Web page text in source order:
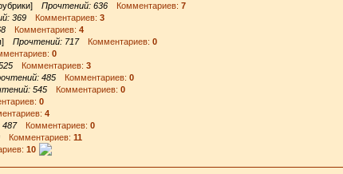
Прочтений: 636 Комментариев: 7
369 Комментариев: 3
Комментариев: 4
Прочтений: 717Комментариев: 0
0
Комментариев: 3
485 Комментариев: 0
545 Комментариев: 0
0
4
Комментариев: 0
Комментариев: 11
10